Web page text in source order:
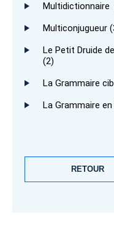
Multidictionnaire
Multiconjugueur
Le Petit Druide
(2)
La Grammaire
La Grammaire
RETOUR